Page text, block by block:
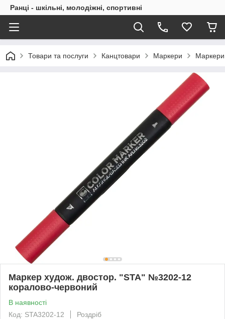
Ранці - шкільні, молодіжні, спортивні
Товари та послуги Канцтовари Маркери Маркери
Маркер худож. двостор. "STA" №3202-12
коралово-червоний
В наявності
Код: STA3202-12
Роздріб